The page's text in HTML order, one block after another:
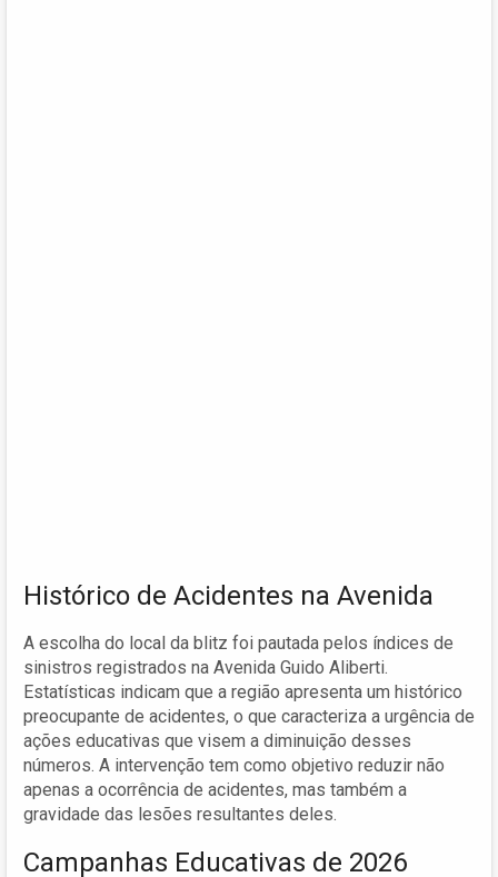
Histórico de Acidentes na Avenida
A escolha do local da blitz foi pautada pelos índices de
sinistros registrados na Avenida Guido Aliberti.
Estatísticas indicam que a região apresenta um histórico
preocupante de acidentes, o que caracteriza a urgência de
ações educativas que visem a diminuição desses
números. A intervenção tem como objetivo reduzir não
apenas a ocorrência de acidentes, mas também a
gravidade das lesões resultantes deles.
Campanhas Educativas de 2026